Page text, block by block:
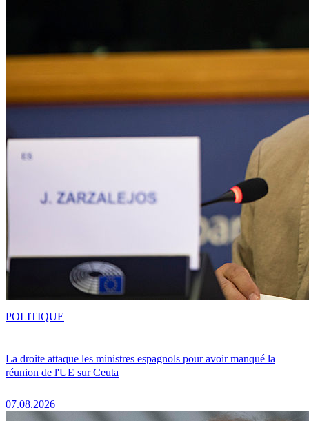
La droite attaque les ministres espagnols pour avoir manqué la
réunion de l'UE sur Ceuta
07.08.2026
POLITIQUE